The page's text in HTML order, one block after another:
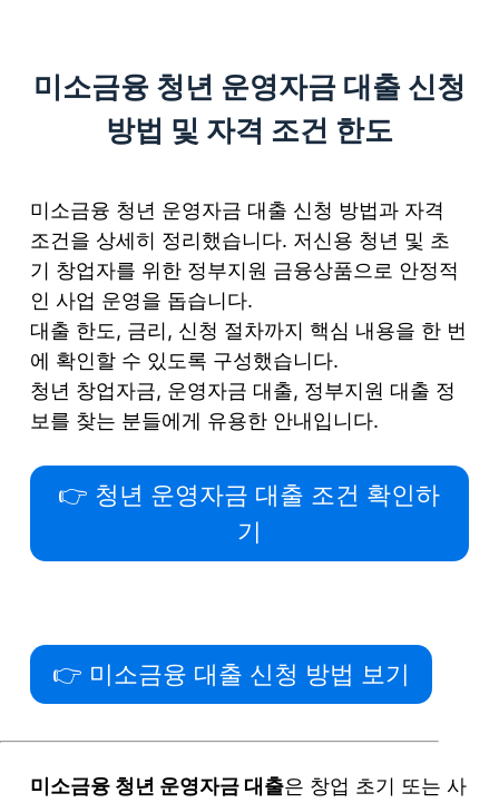
c
o
n
e
n
미소금융 청년 운영자금 대출 신청
방법 및 자격 조건 한도
미소금융 청년 운영자금 대출 신청 방법과 자격
조건을 상세히 정리했습니다. 저신용 청년 및 초
기 창업자를 위한 정부지원 금융상품으로 안정적
인 사업 운영을 돕습니다.
대출 한도, 금리, 신청 절차까지 핵심 내용을 한 번
에 확인할 수 있도록 구성했습니다.
청년 창업자금, 운영자금 대출, 정부지원 대출 정
보를 찾는 분들에게 유용한 안내입니다.
👉 청년 운영자금 대출 조건 확인하
기
👉 미소금융 대출 신청 방법 보기
미소금융 청년 운영자금 대출은 창업 초기 또는 사